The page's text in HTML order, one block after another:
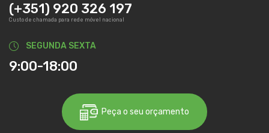
(+351) 920 326 197
Custo de chamada para rede móvel nacional
SEGUNDA SEXTA
9:00-18:00
Peça o seu orçamento